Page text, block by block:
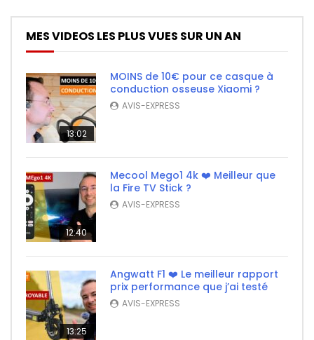
MES VIDEOS LES PLUS VUES SUR UN AN
13:02
MOINS de 10€ pour ce casque à
conduction osseuse Xiaomi ?
AVIS-EXPRESS
12:40
Mecool Mego1 4k ❤️ Meilleur que
la Fire TV Stick ?
AVIS-EXPRESS
13:25
Angwatt F1 ❤️ Le meilleur rapport
prix performance que j’ai testé
AVIS-EXPRESS